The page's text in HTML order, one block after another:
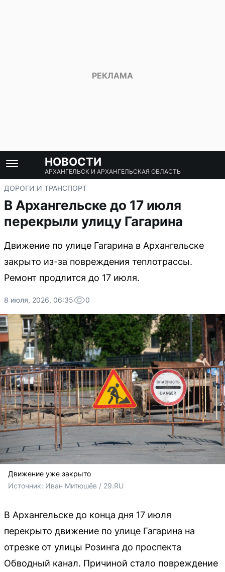
НОВОСТИ
АРХАНГЕЛЬСК И АРХАНГЕЛЬСКАЯ ОБЛАСТЬ
ДОРОГИ И ТРАНСПОРТ
В Архангельске до 17 июля
перекрыли улицу Гагарина
Движение по улице Гагарина в Архангельске
закрыто из-за повреждения теплотрассы.
Ремонт продлится до 17 июля.
8 июля, 2026, 06:35 0
Движение уже закрыто
Источник: Иван Митюшёв / 29.RU
В Архангельске до конца дня 17 июля
перекрыто движение по улице Гагарина на
отрезке от улицы Розинга до проспекта
Обводный канал. Причиной стало повреждение